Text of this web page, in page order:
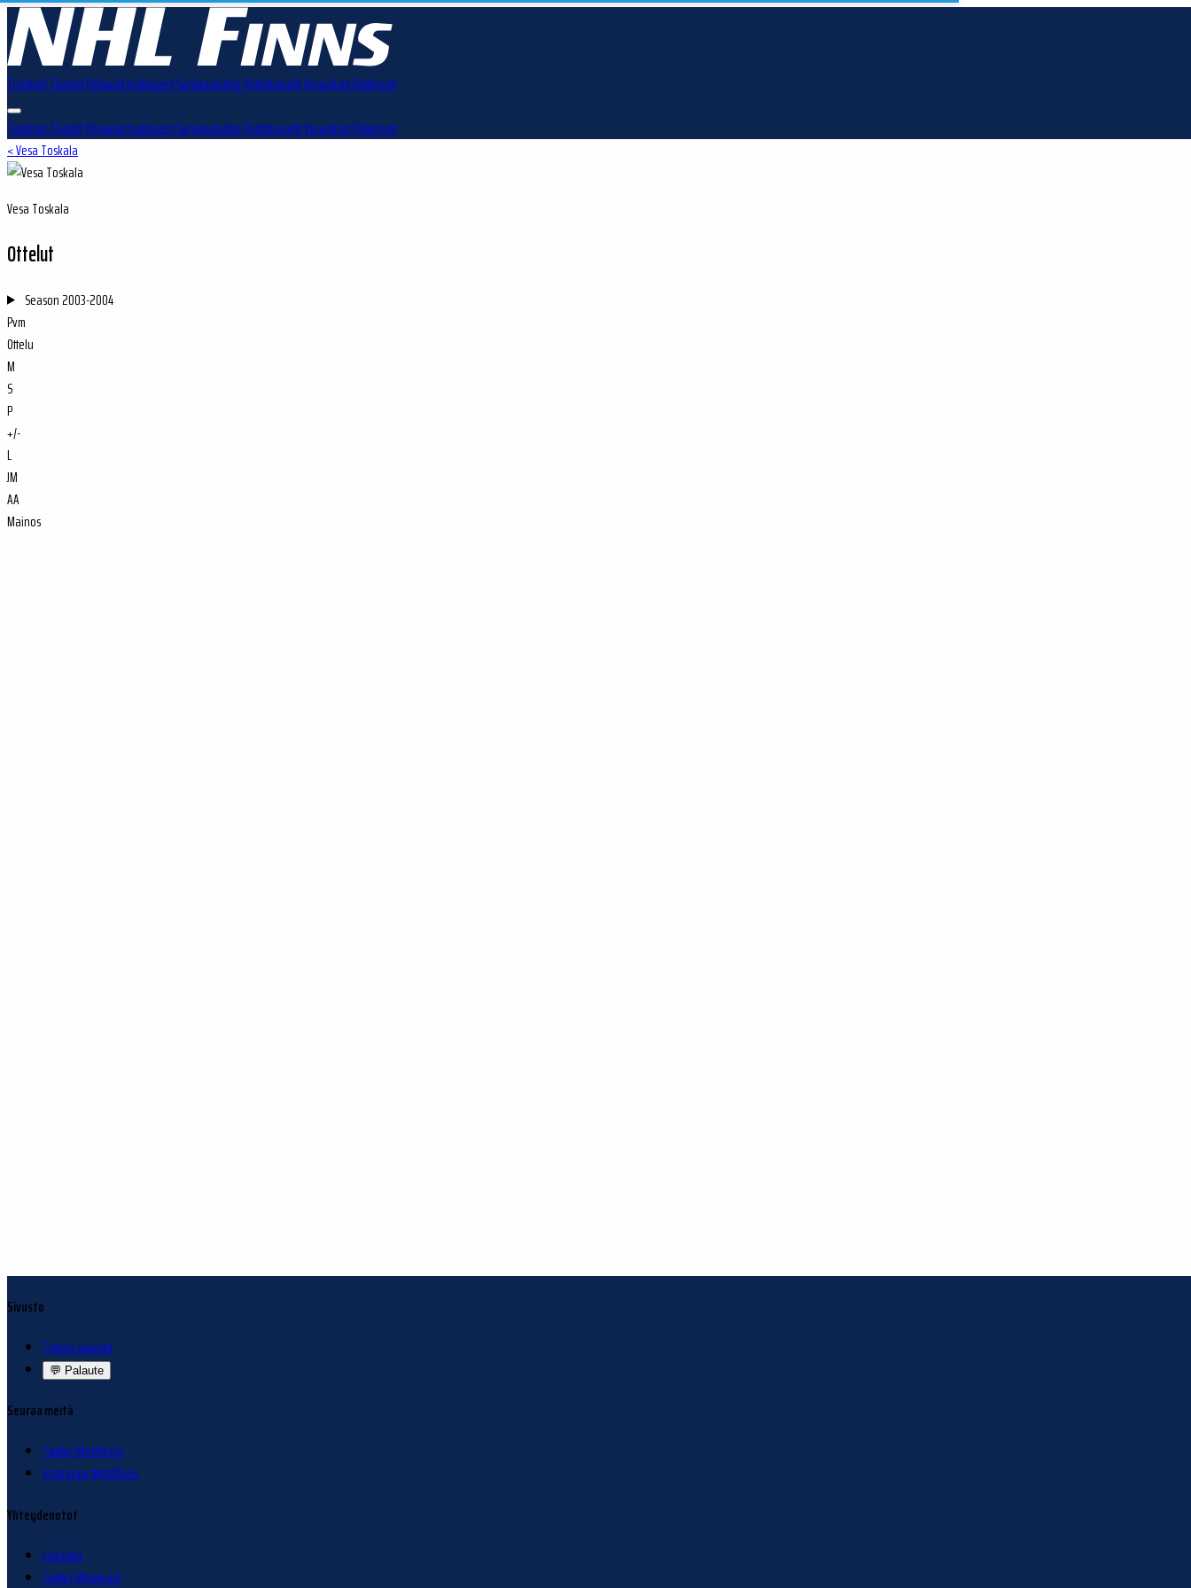
TuloksetTilastotPelaajatJoukkueetSarjataulukkoPudotuspelitVarauksetPalkinnot
TuloksetTilastotPelaajatJoukkueetSarjataulukkoPudotuspelitVarauksetPalkinnot
< Vesa Toskala
Vesa Toskala
Ottelut
Season2003-2004
Pvm
Ottelu
M
S
P
+/-
L
JM
AA
Mainos
Sivusto
Tietoja sivuista
💬 Palaute
Seuraa meitä
Twitter @nhlfinns
Instagram @nhlfinns
Yhteydenotot
LinkedIn
Twitter @hokram